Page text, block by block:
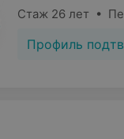
Стаж 26 лет •
Профиль